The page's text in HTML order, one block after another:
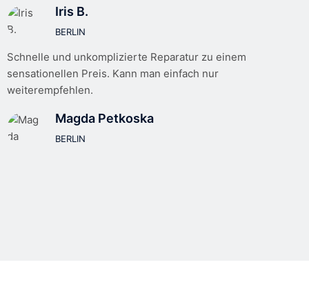
Iris B.
BERLIN
Schnelle und unkomplizierte Reparatur zu einem
sensationellen Preis. Kann man einfach nur
weiterempfehlen.
Magda Petkoska
BERLIN